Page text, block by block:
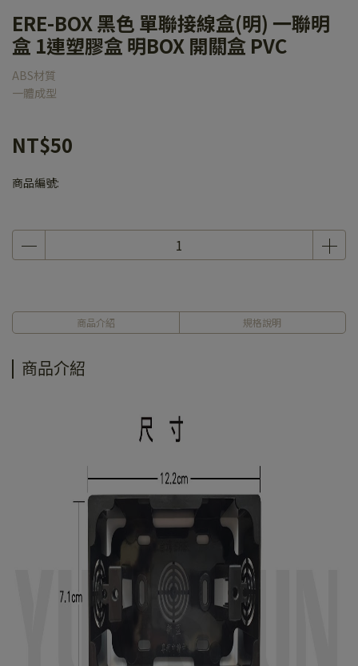
ERE-BOX 黑色 單聯接線盒(明) 一聯明
盒 1連塑膠盒 明BOX 開關盒 PVC
ABS材質
一體成型
NT$50
商品編號:
商品介紹 規格說明
商品介紹